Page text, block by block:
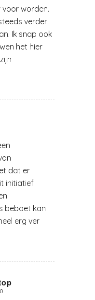
worden.
verder
Ik snap ook
het hier
dat er
initiatief
beboet kan
erg ver